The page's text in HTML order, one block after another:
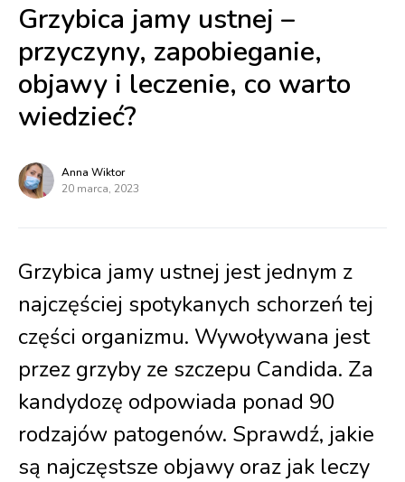
Grzybica jamy ustnej –
przyczyny, zapobieganie,
objawy i leczenie, co warto
wiedzieć?
Anna Wiktor
20 marca, 2023
Grzybica jamy ustnej jest jednym z
najczęściej spotykanych schorzeń tej
części organizmu. Wywoływana jest
przez grzyby ze szczepu Candida. Za
kandydozę odpowiada ponad 90
rodzajów patogenów. Sprawdź, jakie
są najczęstsze objawy oraz jak leczy